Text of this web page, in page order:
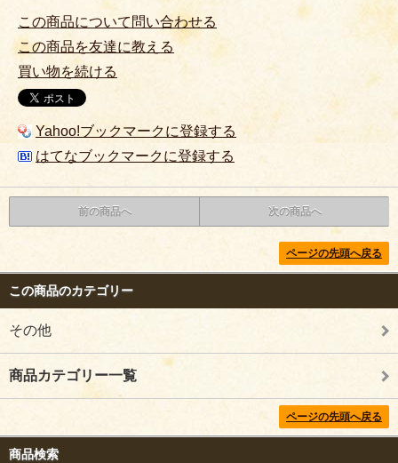
この商品について問い合わせる
この商品を友達に教える
買い物を続ける
Yahoo!ブックマークに登録する
はてなブックマークに登録する
前の商品へ 次の商品へ
ページの先頭へ戻る
この商品のカテゴリー
その他
商品カテゴリー一覧
ページの先頭へ戻る
商品検索